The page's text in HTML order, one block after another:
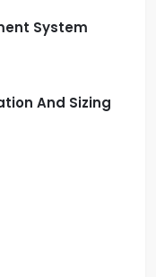
System
And Sizing